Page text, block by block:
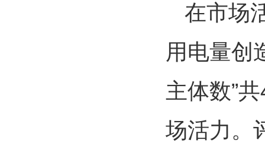
在市场
用电量创
主体数”
场活力。